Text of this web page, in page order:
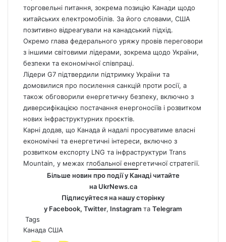
торговельні питання, зокрема позицію Канади щодо
китайських електромобілів. За його словами, США
позитивно відреагували на канадський підхід.
Окремо глава федерального уряжу провів переговори
з іншими світовими лідерами, зокрема щодо України,
безпеки та економічної співпраці.
Лідери G7 підтвердили підтримку України та
домовилися про посилення санкцій проти росії, а
також обговорили енергетичну безпеку, включно з
диверсифікацією постачання енергоносіїв і розвитком
нових інфраструктурних проєктів.
Карні додав, що Канада й надалі просуватиме власні
економічні та енергетичні інтереси, включно з
розвитком експорту LNG та інфраструктури Trans
Mountain, у межах глобальної енергетичної стратегії.
Більше новин про події у Канаді читайте
на UkrNews.ca
Підписуйтеся на нашу сторінку
у Facebook, Twitter, Instagram та Telegram
Tags
Канада США